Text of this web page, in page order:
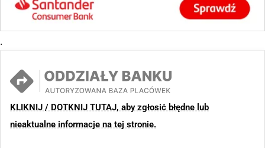
.
KLIKNIJ / DOTKNIJ TUTAJ, aby zgłosić błędne lub
nieaktualne informacje na tej stronie.